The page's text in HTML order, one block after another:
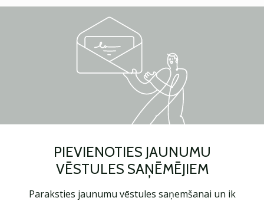
PIEVIENOTIES JAUNUMU
VĒSTULES SAŅĒMĒJIEM
Paraksties jaunumu vēstules saņemšanai un ik